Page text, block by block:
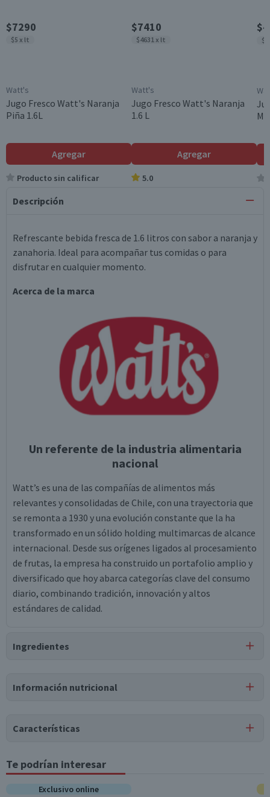
$7290
$5 x lt
Watt's
Jugo Fresco Watt's Naranja
Piña 1.6L
Agregar
Producto sin calificar
$7410
$4631 x lt
Watt's
Jugo Fresco Watt's Naranja
1.6 L
Agregar
5.0
Descripción
Refrescante bebida fresca de 1.6 litros con sabor a naranja y
zanahoria. Ideal para acompañar tus comidas o para
disfrutar en cualquier momento.
Acerca de la marca
Un referente de la industria alimentaria
nacional
Watt’s es una de las compañías de alimentos más
relevantes y consolidadas de Chile, con una trayectoria que
se remonta a 1930 y una evolución constante que la ha
transformado en un sólido holding multimarcas de alcance
internacional. Desde sus orígenes ligados al procesamiento
de frutas, la empresa ha construido un portafolio amplio y
diversificado que hoy abarca categorías clave del consumo
diario, combinando tradición, innovación y altos
estándares de calidad.
Ingredientes
Información nutricional
Tabla nutricional
medios
Características
Tipo de Producto
Jugos Frescos
Almacenamiento
Te podrían interesar
Exclusivo online